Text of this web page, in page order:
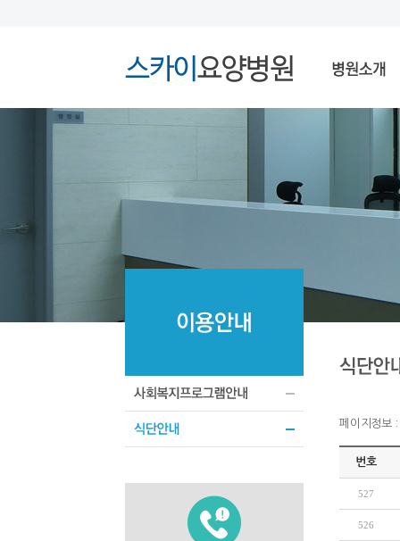
페이지정보
번호
527
526